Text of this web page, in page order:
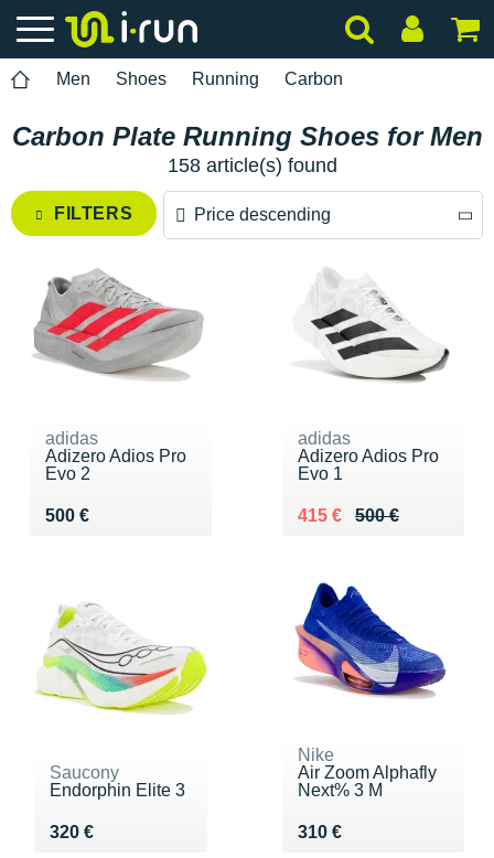
Men Shoes Running Carbon
Carbon Plate Running Shoes for Men
158 article(s) found
FILTERS Price descending
Price ascending
adidas
Adizero Adios Pro
Evo 2
500 €
Vendu 500 €
adidas
Adizero Adios Pro
Evo 1
500 €
Au lieu de 500 €
415 €
Vendu 415 €
Saucony
Endorphin Elite 3
320 €
Vendu 320 €
Nike
Air Zoom Alphafly
Next% 3 M
310 €
Vendu 310 €